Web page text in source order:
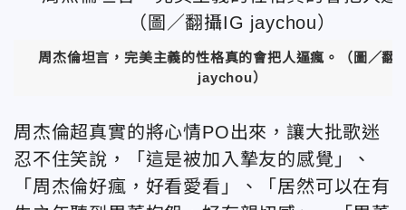
周杰倫坦言，完美主義的性格真的會把人逼瘋。（圖／翻
jaychou）
周杰倫超真實的將心情PO出來，讓大批歌迷
忍不住笑說，「這是被加入摯友的感覺」、
「周杰倫好瘋，好看愛看」、「居然可以在有